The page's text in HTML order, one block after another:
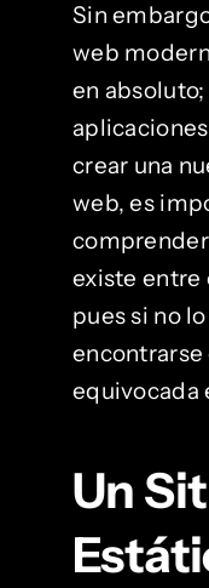
Sin
web
en
crear una
web, es
existe entre
pues si no
encontrarse
equivocada
Un